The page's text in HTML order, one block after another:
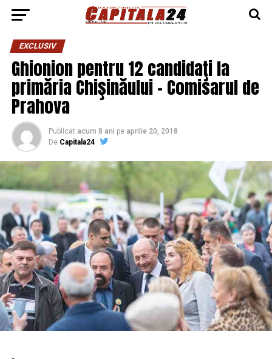
EXCLUSIV
Ghionion pentru 12 candidaţi la
primăria Chişinăului – Comisarul de
Prahova
Publicat acum 8 ani pe aprilie 20, 2018
De Capitala24